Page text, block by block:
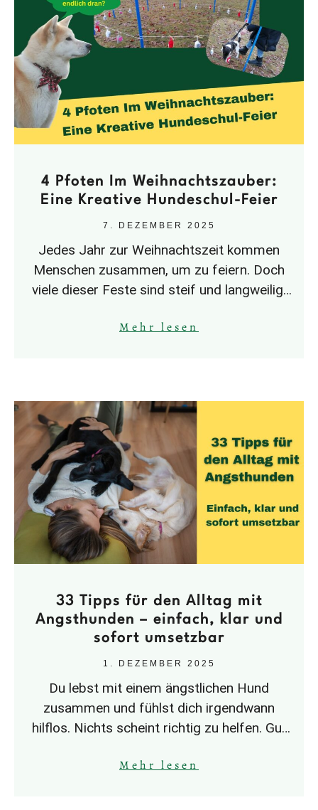
4 Pfoten Im Weihnachtszauber:
Eine Kreative Hundeschul-Feier
7. DEZEMBER 2025
Jedes Jahr zur Weihnachtszeit kommen
Menschen zusammen, um zu feiern. Doch
viele dieser Feste sind steif und langweilig.
Mehr lesen
33 Tipps für den Alltag mit
Angsthunden – einfach, klar und
sofort umsetzbar
1. DEZEMBER 2025
Du lebst mit einem ängstlichen Hund
zusammen und fühlst dich irgendwann
hilflos. Nichts scheint richtig zu helfen. Gut
los.
Mehr lesen